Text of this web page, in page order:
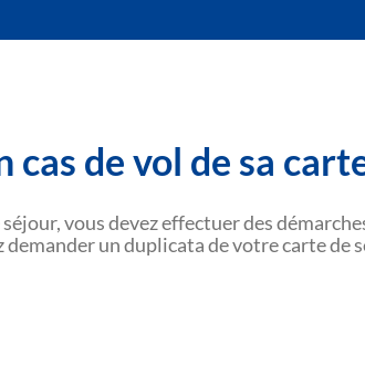
de vol de sa
vous devez effectuer des
demander un duplicata de votre carte